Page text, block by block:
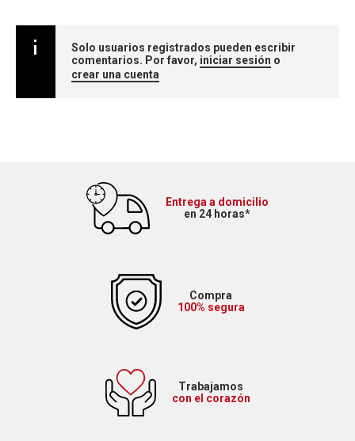
Solo usuarios registrados pueden escribir
comentarios. Por favor, iniciar sesión o
crear una cuenta
Entrega a domicilio
en 24 horas*
Compra
100% segura
Trabajamos
con el corazón